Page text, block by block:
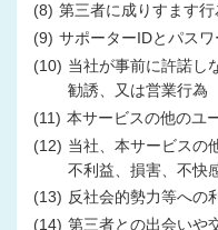
(8) 第三者に成りすます行
(9) サポーターIDとパス
(10) 当社が事前に許諾し
勧誘、又は営業行為
(11) 本サービスの他のユ
(12) 当社、本サービスの
不利益、損害、不快
(13) 反社会的勢力等への
(14) 第三者との出会いや